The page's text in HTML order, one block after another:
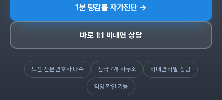
1분 탕감률 자가진단 →
바로 1:1 비대면 상담
도산 전문 변호사 다수 전국 7개 사무소 비대면·비밀 상담
익명 확인 가능